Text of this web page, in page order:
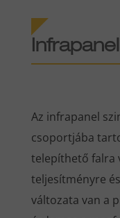
Az infrapanel
csoportjába
telepíthető falra
teljesítményre
változata van a